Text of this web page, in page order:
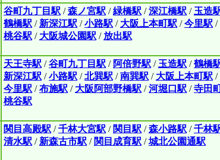
谷町九丁目駅 /森ノ宮駅 /緑橋駅 /深江橋駅 / 玉造
鶴橋駅 / 新深江駅 /小路駅 / 大阪上本町駅 /今里駅 /
桃谷駅 / 大阪城公園駅 / 放出駅
天王寺駅 /谷町九丁目駅 / 阿倍野駅 / 玉造駅 /鶴橋
新深江駅 /小路駅 /北巽駅 /南巽駅 / 大阪上本町駅 /
今里駅 /布施駅 / 大阪阿部野橋駅 /河堀口駅 /寺田
桃谷駅
関目高殿駅 /千林大宮駅 / 関目駅 /森小路駅 /千林
清水駅 / 新森古市駅 / 関目成育駅 /城北公園通駅